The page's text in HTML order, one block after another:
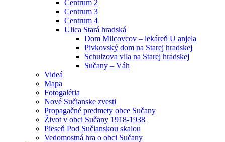
Centrum 2
Centrum 3
Centrum 4
Ulica Stará hradská
Dom Milcovcov – lekáreň U anjela
Pivkovský dom na Starej hradskej
Schulzova vila na Starej hradskej
Sučany – Váh
Videá
Mapa
Fotogaléria
Nové Sučianske zvesti
Propagačné predmety obce Sučany
Život v obci Sučany 1918-1938
Pieseň Pod Sučianskou skalou
Vedomostná hra o obci Sučany